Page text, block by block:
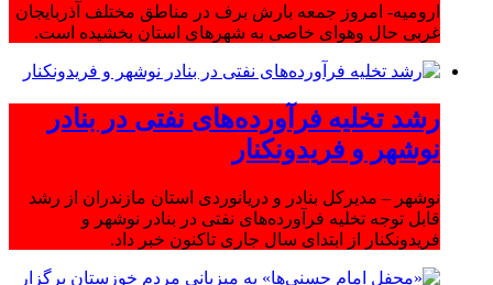
ارومیه- امروز جمعه بارش برف در مناطق مختلف آذربایجان
غربی حال وهوای خاصی به شهرهای استان بخشیده است.
رشد تخلیه فرآورده‌های نفتی در بنادر
نوشهر و فریدونکنار
نوشهر – مدیرکل بنادر و دریانوردی استان مازندران از رشد
قابل توجه تخلیه فرآورده‌های نفتی در بنادر نوشهر و
فریدونکنار از ابتدای سال جاری تاکنون خبر داد.